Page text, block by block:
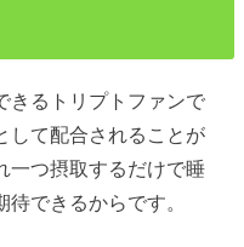
きるトリプトファンで
して配合されることが
一つ摂取するだけで睡
できるからです。